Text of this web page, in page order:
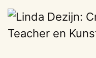
Overslaan
en